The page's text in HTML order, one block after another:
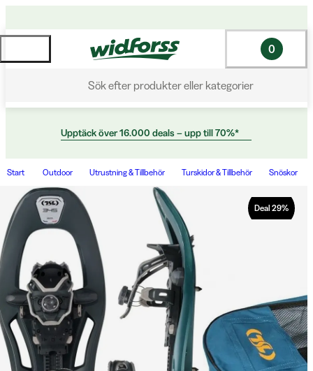
Sök efter produkter eller kategorier
0
Upptäck över 16.000 deals – upp till 70%*
Start Outdoor Utrustning & Tillbehör Turskidor & Tillbehör Snöskor
Deal 29%